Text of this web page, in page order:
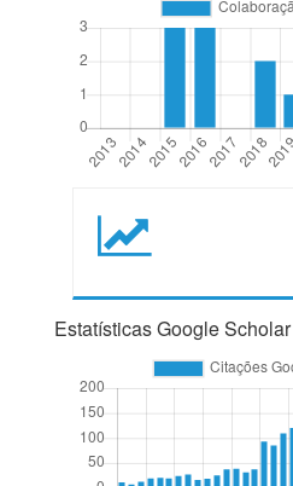
Estatísticas Google Scholar